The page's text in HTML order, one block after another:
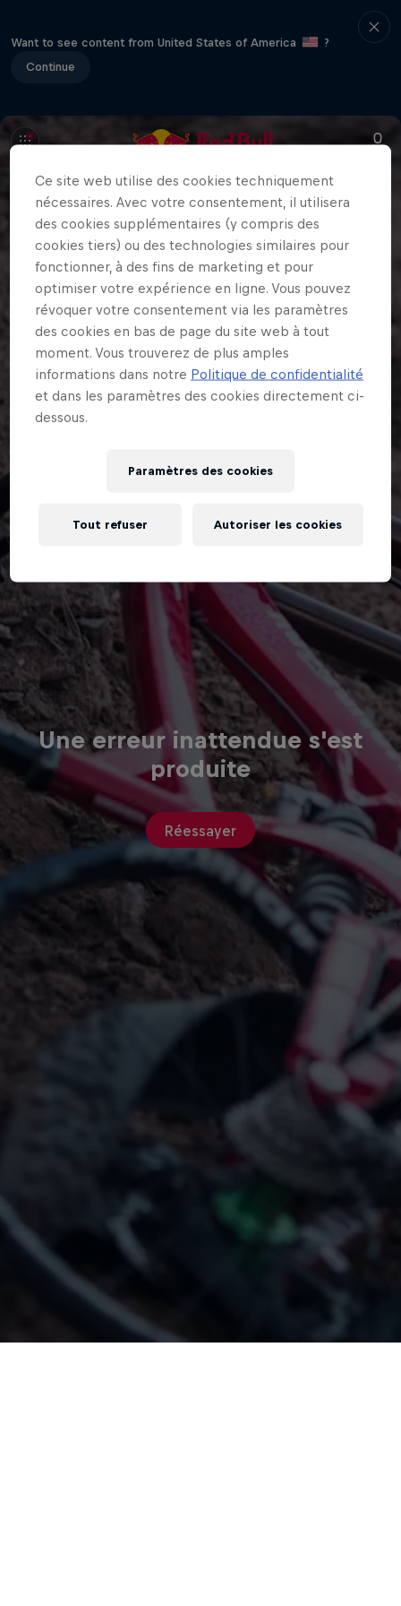
Want to see content from United States of America
?
Continue
Une erreur inattendue s'est
produite
Réessayer
Ce site web utilise des cookies techniquement
nécessaires. Avec votre consentement, il utilisera
des cookies supplémentaires (y compris des
cookies tiers) ou des technologies similaires pour
fonctionner, à des fins de marketing et pour
optimiser votre expérience en ligne. Vous pouvez
révoquer votre consentement via les paramètres
des cookies en bas de page du site web à tout
moment. Vous trouverez de plus amples
informations dans notre Politique de confidentialité
et dans les paramètres des cookies directement ci-
dessous.
Paramètres des cookies
Tout refuser Autoriser les cookies